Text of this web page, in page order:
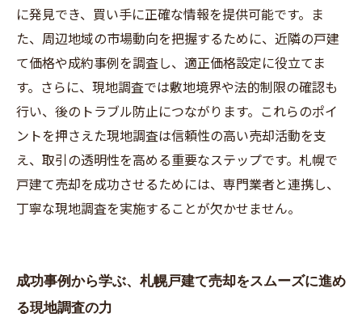
に発見でき、買い手に正確な情報を提供可能です。ま
た、周辺地域の市場動向を把握するために、近隣の戸建
て価格や成約事例を調査し、適正価格設定に役立てま
す。さらに、現地調査では敷地境界や法的制限の確認も
行い、後のトラブル防止につながります。これらのポイ
ントを押さえた現地調査は信頼性の高い売却活動を支
え、取引の透明性を高める重要なステップです。札幌で
戸建て売却を成功させるためには、専門業者と連携し、
丁寧な現地調査を実施することが欠かせません。
成功事例から学ぶ、札幌戸建て売却をスムーズに進め
る現地調査の力